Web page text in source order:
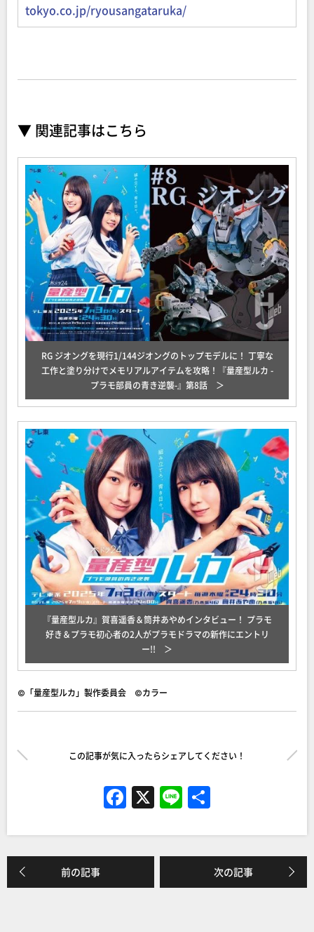
tokyo.co.jp/ryousangataruka/
▼ 関連記事はこちら
RG ジオングを現行1/144ジオングのトップモデルに！ 丁寧な
工作と塗り分けでメモリアルアイテムを攻略！『量産型ルカ -
プラモ部員の青き逆襲-』第8話
『量産型ルカ』賀喜遥香＆筒井あやめインタビュー！ プラモ
好き＆プラモ初心者の2人がプラモドラマの新作にエントリ
ー!!
©「量産型ルカ」製作委員会 ©カラー
この記事が気に入ったらシェアしてください！
F
c
e
b
X Li
e
前の記事 次の記事